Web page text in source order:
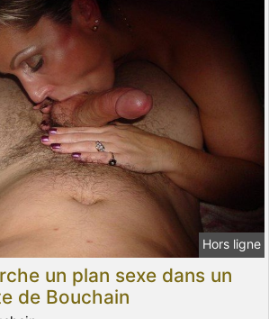
Hors ligne
un plan sexe dans un
de Bouchain